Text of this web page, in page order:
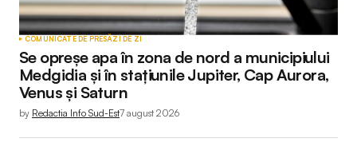
COMUNICATE DE PRESĂZI DE ZI
Se opreșe apa în zona de nord a municipiului
Medgidia și în stațiunile Jupiter, Cap Aurora,
Venus și Saturn
by Redactia Info Sud-Est7 august 2026